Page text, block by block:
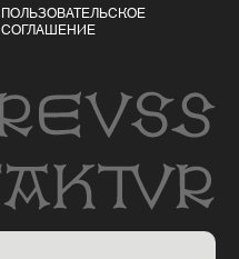
ПОЛЬЗОВАТЕЛЬСКОЕ
СОГЛАШЕНИЕ